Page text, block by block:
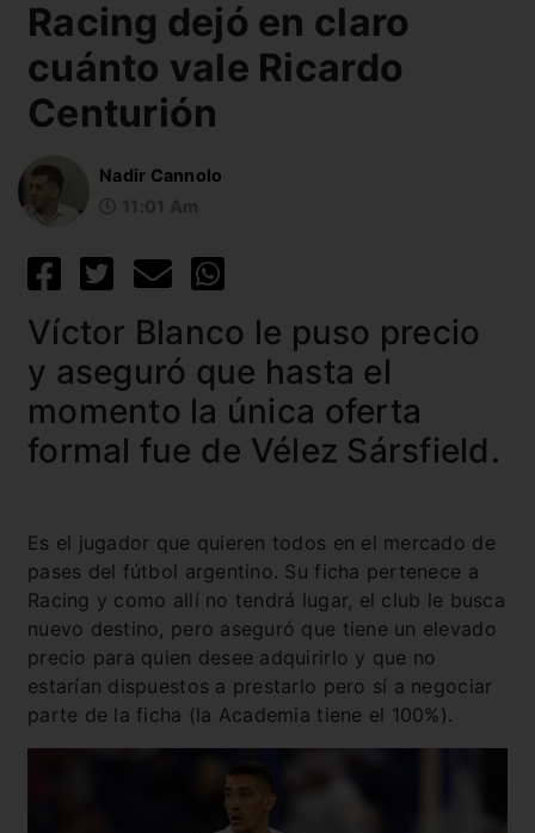
Racing dejó en claro
cuánto vale Ricardo
Centurión
Nadir Cannolo
Víctor Blanco le puso precio
y aseguró que hasta el
momento la única oferta
formal fue de Vélez Sársfield.
Es el jugador que quieren todos en el mercado de
pases del fútbol argentino. Su ficha pertenece a
Racing y como allí no tendrá lugar, el club le busca
nuevo destino, pero aseguró que tiene un elevado
precio para quien desee adquirirlo y que no
estarían dispuestos a prestarlo pero sí a negociar
parte de la ficha (la Academia tiene el 100%).